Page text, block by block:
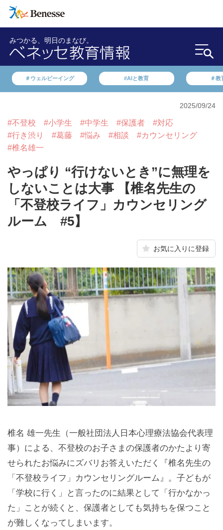
みつかる、明日のまなび。
＃ウェルビーイング #AIと教育 ＃教
2025/09/24
#不登校 #小学生 #中学生 #保護者
#対応
#行き渋り
#葛藤 #悩み #相談
#カウンセリング
#椎名雄一
やっぱり “行けないとき”に無理を
しないことは大事 【椎名先生の
「不登校ライフ」カウンセリング
ルーム #5】
お気に入りに登録
椎名 雄一先生（一般社団法人日本心理療法協会代表理
事）による、不登校のお子さまの保護者のかたより寄
せられたお悩みにズバリお答えいただく『椎名先生の
「不登校ライフ」カウンセリングルーム』。子どもが
「学校に行く」と言ったのに結果として「行かなかっ
た」ことが続くと、保護者としても気持ちを保つこと
が難しくなってしまいます。